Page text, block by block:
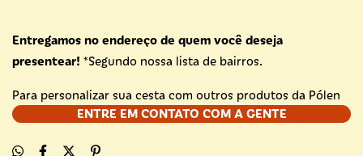
Entregamos no endereço de quem você deseja
presentear! *Segundo nossa lista de bairros.
Para personalizar sua cesta com outros produtos da Pólen
ENTRE EM CONTATO COM A GENTE